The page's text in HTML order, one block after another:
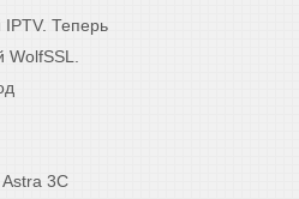
Теперь
3C